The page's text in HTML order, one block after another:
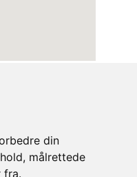
din
målrettede
fra.